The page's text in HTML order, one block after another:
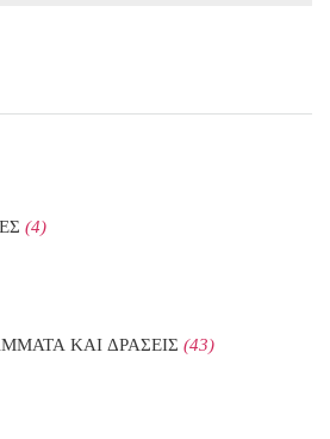
(4)
ΚΑΙ ΔΡΑΣΕΙΣ (43)